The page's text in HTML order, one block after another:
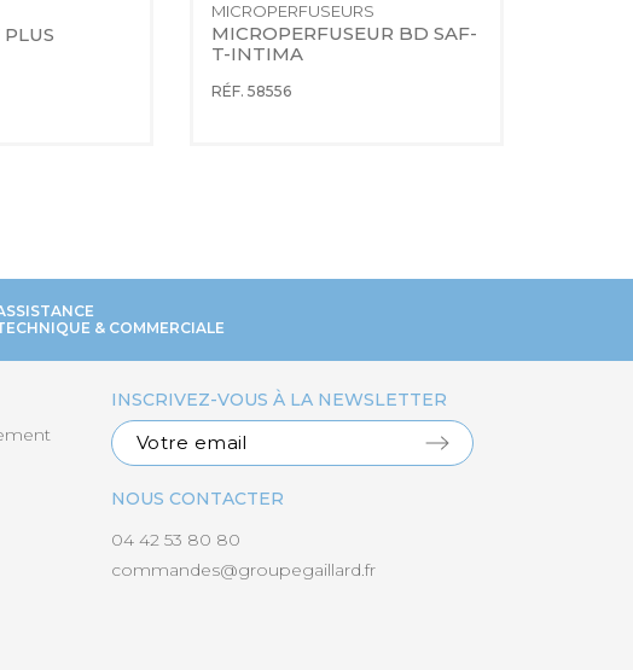
MICROPERFUSEURS
MICROPERFUSEUR BD SAF-
T-INTIMA
RÉF. 58556
& COMMERCIALE
INSCRIVEZ-VOUS À LA NEWSLETTER
NOUS CONTACTER
04 42 53 80 80
commandes@groupegaillard.fr